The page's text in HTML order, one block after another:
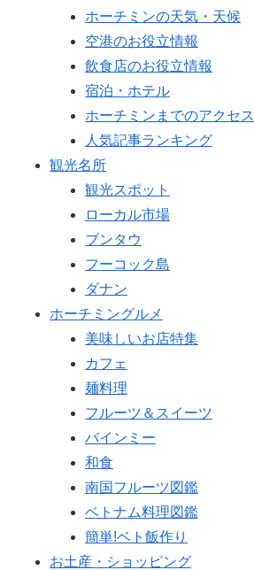
ホーチミンの天気・天候
空港のお役立情報
飲食店のお役立情報
宿泊・ホテル
ホーチミンまでのアクセス
人気記事ランキング
観光名所
観光スポット
ローカル市場
ブンタウ
フーコック島
ダナン
ホーチミングルメ
美味しいお店特集
カフェ
麺料理
フルーツ＆スイーツ
バインミー
和食
南国フルーツ図鑑
ベトナム料理図鑑
簡単!ベト飯作り
お土産・ショッピング